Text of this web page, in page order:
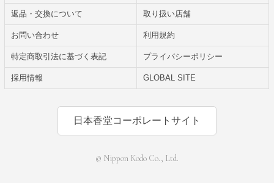
返品・交換について 取り扱い店舗
お問い合わせ 利用規約
特定商取引法に基づく表記 プライバシーポリシー
採用情報 GLOBAL SITE
日本香堂コーポレートサイト
© Nippon Kodo Co., Ltd.